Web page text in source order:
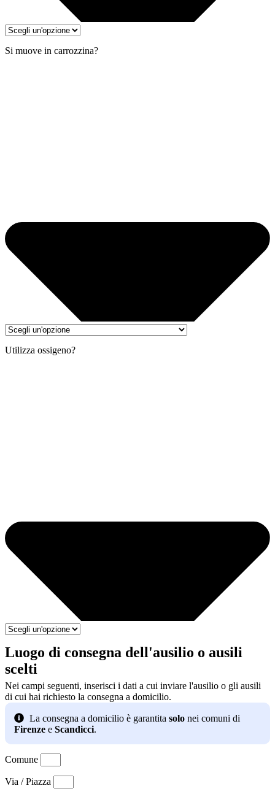
Si muove in carrozzina?
Utilizza ossigeno?
Luogo di consegna dell'ausilio o ausili
scelti
Nei campi seguenti, inserisci i dati a cui inviare l'ausilio o gli ausili
di cui hai richiesto la consegna a domicilio.
La consegna a domicilio è garantita solo nei comuni di
Firenze e Scandicci.
Comune
Via / Piazza